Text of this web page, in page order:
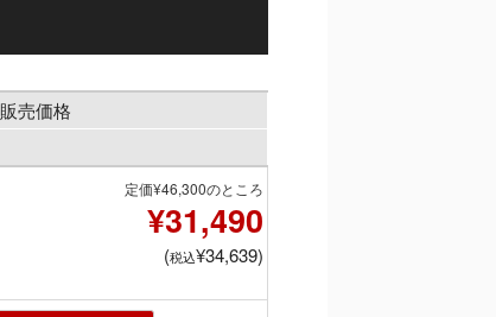
販売価格
定価¥46,300のところ
¥31,490
(税込¥34,639)